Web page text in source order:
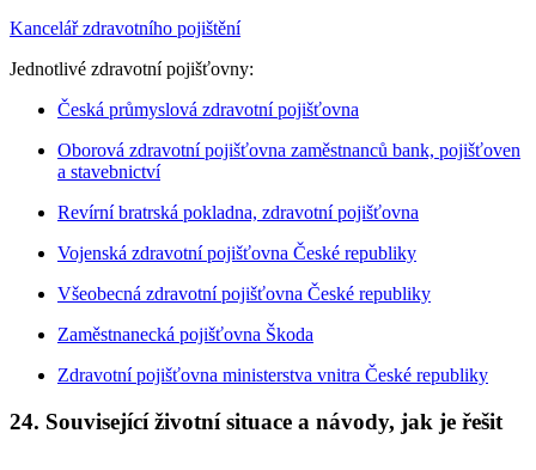
Kancelář zdravotního pojištění
Jednotlivé zdravotní pojišťovny:
Česká průmyslová zdravotní pojišťovna
Oborová zdravotní pojišťovna zaměstnanců bank, pojišťoven
a stavebnictví
Revírní bratrská pokladna, zdravotní pojišťovna
Vojenská zdravotní pojišťovna České republiky
Všeobecná zdravotní pojišťovna České republiky
Zaměstnanecká pojišťovna Škoda
Zdravotní pojišťovna ministerstva vnitra České republiky
24. Související životní situace a návody, jak je řešit